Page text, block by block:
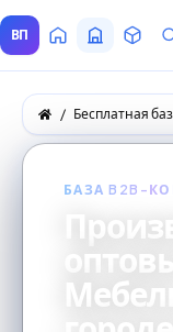
ВП ГлавнаяВсе Товары
БАЗА B2B-